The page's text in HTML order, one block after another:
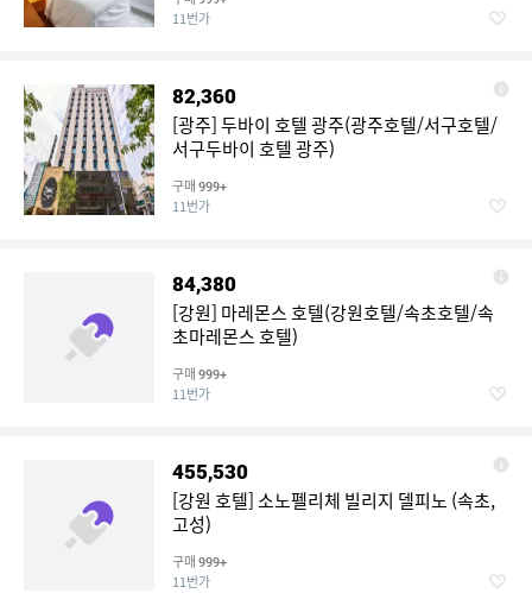
11번가
82,360
[광주] 두바이 호텔 광주(광주호텔/서구호텔/
서구두바이 호텔 광주)
구매 999+
11번가
84,380
[강원] 마레몬스 호텔(강원호텔/속초호텔/속
초마레몬스 호텔)
구매 999+
11번가
455,530
[강원 호텔] 소노펠리체 빌리지 델피노 (속초,
고성)
구매 999+
11번가